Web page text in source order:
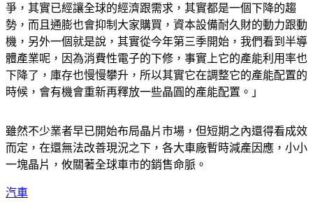
今年下半年，不管是通膨升息，中國的清零封控還有俄烏紛
爭，其實已經讓全球的經濟跟需求，其實都是一個下降的趨
勢，而且通膨也會抑制大家購買，資本設備耐久財的動力跟動
機，另外一個就是說，其實從今年第三季開始，我們看到半導
體產業呢，因為消費性電子的下修，事實上它的產能利用率也
下降了，庫存也慢慢攀升，所以其實它在調整它的產能配置的
雖然不少業者早已開始布局晶片市場，但短期之內還得看成效
而定，在還無法改善現況之下，各大車廠暫時減產因應，小小